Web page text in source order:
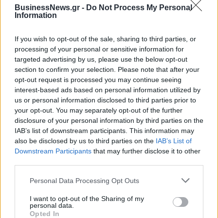
BusinessNews.gr - Do Not Process My Personal
Information
If you wish to opt-out of the sale, sharing to third parties, or
processing of your personal or sensitive information for
targeted advertising by us, please use the below opt-out
section to confirm your selection. Please note that after your
opt-out request is processed you may continue seeing
interest-based ads based on personal information utilized by
us or personal information disclosed to third parties prior to
your opt-out. You may separately opt-out of the further
disclosure of your personal information by third parties on the
IAB’s list of downstream participants. This information may
also be disclosed by us to third parties on the IAB’s List of
Downstream Participants that may further disclose it to other
Personal Data Processing Opt Outs
I want to opt-out of the Sharing of my
personal data.
Opted In
ΥΠΑΑΤ: Αποζημιώσεις 38,1 εκατ. ευρώ σε
κτηνοτρόφους για ευλογιά, πανώλη και αφθώδη
06/08/2026 - 15:33 ΟΙΚΟΝΟΜΙΑ
Στ. Παπασταύρου: Άμεσα αντιδιαβρωτικά έργα στη
Δυτική Αττική
06/08/2026 - 15:17 ΠΟΛΙΤΙΚΗ
Συνάλλαγμα: Το ευρώ υποχωρεί κατά 0,11%, στα
1,1541 δολάρια
06/08/2026 - 14:59 ΟΙΚΟΝΟΜΙΑ
ΟΛΕΣ ΟΙ ΕΙΔΗΣΕΙΣ